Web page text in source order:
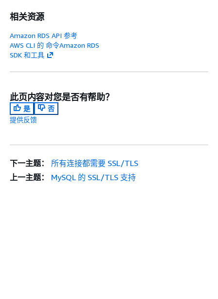
相关资源
Amazon RDS API 参考
AWS CLI 的 命令Amazon RDS
SDK 和工具
此页内容对您是否有帮助？
是
否
提供反馈
下一主题：
所有连接都需要 SSL/TLS
上一主题：
MySQL 的 SSL/TLS 支持